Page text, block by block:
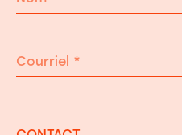
Courriel *